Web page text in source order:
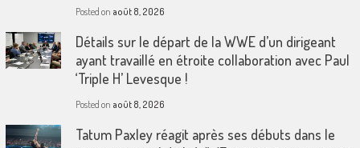
Posted on août 8, 2026
Détails sur le départ de la WWE d’un dirigeant
ayant travaillé en étroite collaboration avec Paul
‘Triple H’ Levesque !
Posted on août 8, 2026
Tatum Paxley réagit après ses débuts dans le